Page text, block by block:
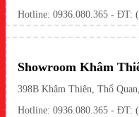
Hotline: 0936.080.365 - ĐT:
Showroom Khâm
398B Khâm Thiên, Thổ
Hotline: 0936.080.365 - ĐT: